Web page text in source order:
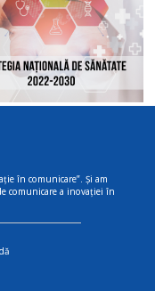
în comunicare”. Și am
comunicare a inovației în